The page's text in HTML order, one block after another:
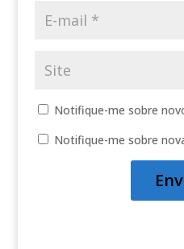
Notifique-me sobre
Notifique-me sobre